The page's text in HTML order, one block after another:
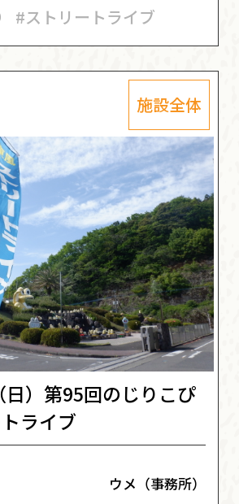
#ストリートライブ
施設全体
日）第95回のじりこぴ
ライブ
ウメ（事務所）